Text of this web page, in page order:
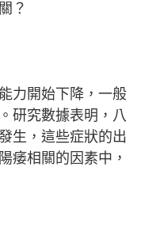
？
力開始下降，一般
研究數據表明，八
生，這些症狀的出
痿相關的因素中，